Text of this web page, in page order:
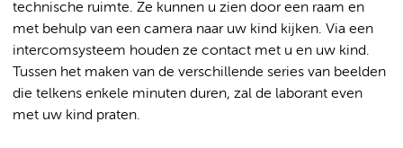
technische ruimte. Ze kunnen u zien door een raam en
met behulp van een camera naar uw kind kijken. Via een
intercomsysteem houden ze contact met u en uw kind.
Tussen het maken van de verschillende series van beelden
die telkens enkele minuten duren, zal de laborant even
met uw kind praten.